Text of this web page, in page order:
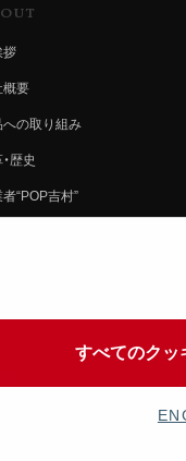
拶
概要
への取り組み
歴史
“POP吉村”
すべてのクッ